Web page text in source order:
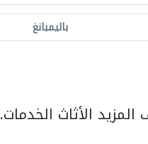
باليمبانغ
الأثاث الخدمات.